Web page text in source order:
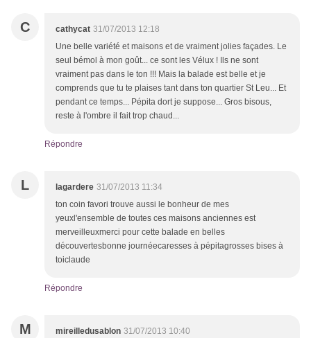
C cathycat 31/07/2013 12:18
Une belle variété et maisons et de vraiment jolies façades. Le
seul bémol à mon goût... ce sont les Vélux ! Ils ne sont
vraiment pas dans le ton !!! Mais la balade est belle et je
comprends que tu te plaises tant dans ton quartier St Leu... Et
pendant ce temps... Pépita dort je suppose... Gros bisous,
reste à l'ombre il fait trop chaud...
Répondre
L lagardere 31/07/2013 11:34
ton coin favori trouve aussi le bonheur de mes
yeuxl'ensemble de toutes ces maisons anciennes est
merveilleuxmerci pour cette balade en belles
découvertesbonne journéecaresses à pépitagrosses bises à
toiclaude
Répondre
M mireilledusablon 31/07/2013 10:40